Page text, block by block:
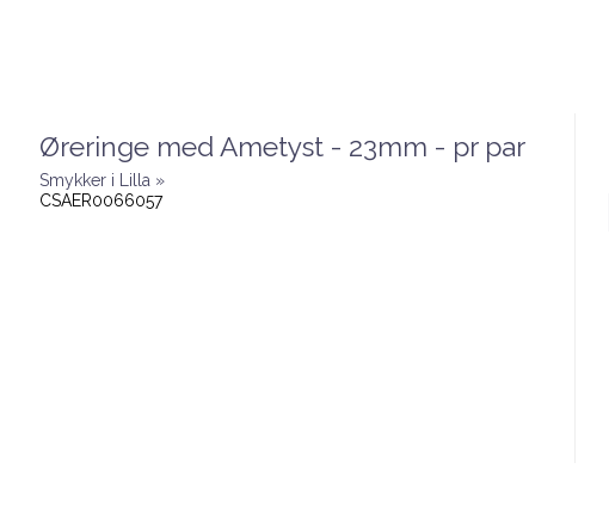
Øreringe med Ametyst - 23mm - pr par
Smykker i Lilla »
CSAER0066057